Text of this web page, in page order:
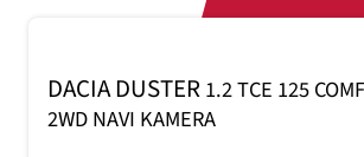
DACIA DUSTER1.2 TCE 125
2WD NAVI KAMERA